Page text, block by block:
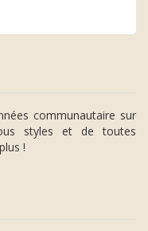
communautaire sur
styles et de toutes
!